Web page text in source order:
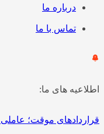
درباره ما
تماس با ما
اطلاعیه های ما:
قراردادهای موقت؛